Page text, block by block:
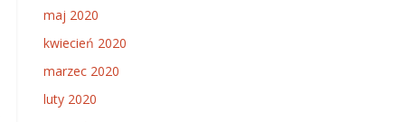
maj 2020
kwiecień 2020
marzec 2020
luty 2020